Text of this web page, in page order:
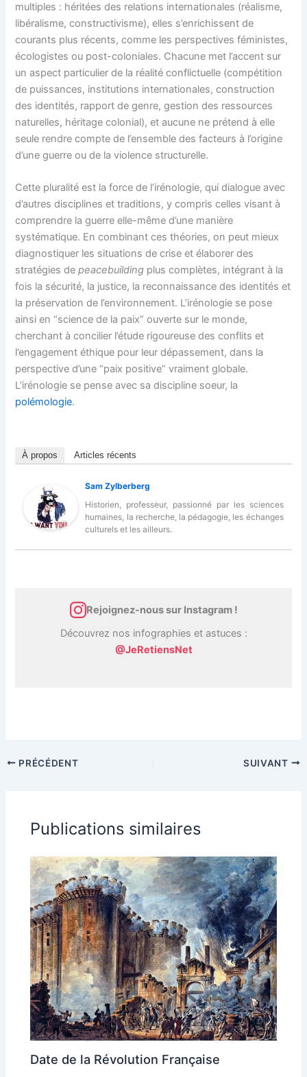
multiples : héritées des relations internationales (réalisme,
libéralisme, constructivisme), elles s’enrichissent de
courants plus récents, comme les perspectives féministes,
écologistes ou post-coloniales. Chacune met l’accent sur
un aspect particulier de la réalité conflictuelle (compétition
de puissances, institutions internationales, construction
des identités, rapport de genre, gestion des ressources
naturelles, héritage colonial), et aucune ne prétend à elle
seule rendre compte de l’ensemble des facteurs à l’origine
d’une guerre ou de la violence structurelle.
Cette pluralité est la force de l’irénologie, qui dialogue avec
d’autres disciplines et traditions, y compris celles visant à
comprendre la guerre elle-même d’une manière
systématique. En combinant ces théories, on peut mieux
diagnostiquer les situations de crise et élaborer des
stratégies depeacebuilding plus complètes, intégrant à la
fois la sécurité, la justice, la reconnaissance des identités et
la préservation de l’environnement. L’irénologie se pose
ainsi en “science de la paix” ouverte sur le monde,
cherchant à concilier l’étude rigoureuse des conflits et
l’engagement éthique pour leur dépassement, dans la
perspective d’une “paix positive” vraiment globale.
L’irénologie se pense avec sa discipline soeur, la
polémologie.
À propos Articles récents
Sam Zylberberg
Historien, professeur, passionné par les sciences
humaines, la recherche, la pédagogie, les échanges
culturels et les ailleurs.
Rejoignez-nous sur Instagram !
Découvrez nos infographies et astuces :
@JeRetiensNet
PRÉCÉDENT SUIVANT
Publications similaires
Date de la Révolution Française